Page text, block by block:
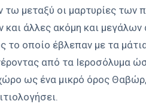
τω μεταξύ οι μαρτυρίες των
και άλλες ακόμη και
το οποίο έβλεπαν με τα
από τα Ιεροσόλυμα
ως ένα μικρό όρος Θαβώρ,